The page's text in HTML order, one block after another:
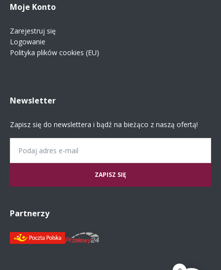
Moje Konto
Zarejestruj się
Logowanie
Polityka plików cookies (EU)
Newsletter
Zapisz się do newslettera i bądź na bieżąco z naszą ofertą!
Partnerzy